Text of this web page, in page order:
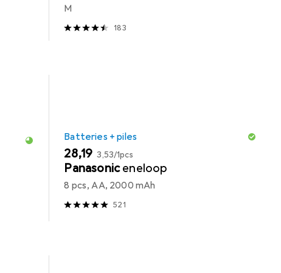
M
183
Batteries + piles
EUR
28,19 EUR
3,53/1pcs
Panasoniceneloop
8 pcs, AA, 2000 mAh
521